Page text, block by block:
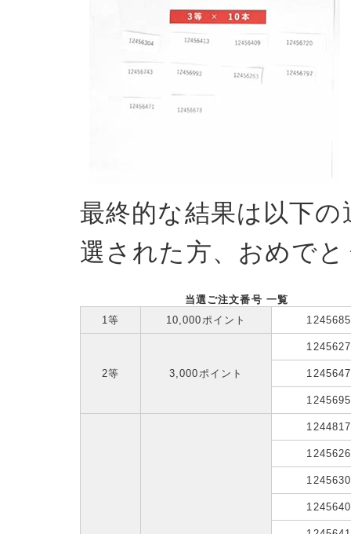
最終的な結果は以下
選された方、おめで
当選ご注文番号 一覧
1等
10,000ポイント
2等 3,000ポイント